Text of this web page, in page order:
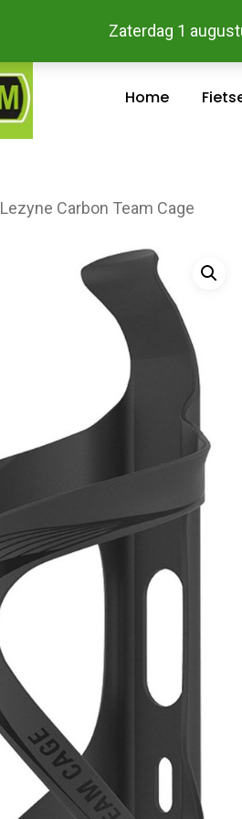
Zaterdag 1
Bestel En Betaal
Home
Lezyne Carbon Team Cage